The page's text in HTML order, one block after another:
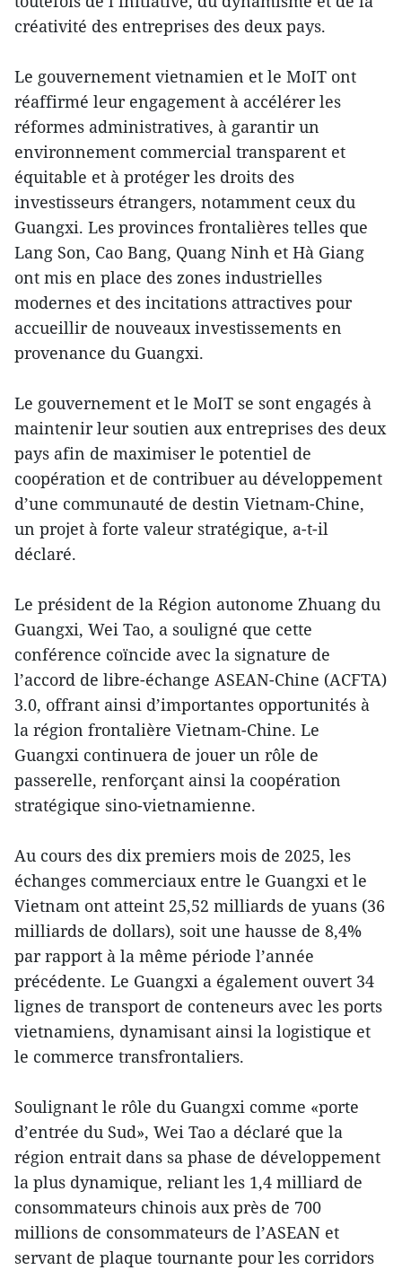
créativité des entreprises des deux pays.
Le gouvernement vietnamien et le MoIT ont
réaffirmé leur engagement à accélérer les
réformes administratives, à garantir un
environnement commercial transparent et
équitable et à protéger les droits des
investisseurs étrangers, notamment ceux du
Guangxi. Les provinces frontalières telles que
Lang Son, Cao Bang, Quang Ninh et Hà Giang
ont mis en place des zones industrielles
modernes et des incitations attractives pour
accueillir de nouveaux investissements en
provenance du Guangxi.
Le gouvernement et le MoIT se sont engagés à
maintenir leur soutien aux entreprises des deux
pays afin de maximiser le potentiel de
coopération et de contribuer au développement
d’une communauté de destin Vietnam-Chine,
un projet à forte valeur stratégique, a-t-il
déclaré.
Le président de la Région autonome Zhuang du
Guangxi, Wei Tao, a souligné que cette
conférence coïncide avec la signature de
l’accord de libre-échange ASEAN-Chine (ACFTA)
3.0, offrant ainsi d’importantes opportunités à
la région frontalière Vietnam-Chine. Le
Guangxi continuera de jouer un rôle de
passerelle, renforçant ainsi la coopération
stratégique sino-vietnamienne.
Au cours des dix premiers mois de 2025, les
échanges commerciaux entre le Guangxi et le
Vietnam ont atteint 25,52 milliards de yuans (36
milliards de dollars), soit une hausse de 8,4%
par rapport à la même période l’année
précédente. Le Guangxi a également ouvert 34
lignes de transport de conteneurs avec les ports
vietnamiens, dynamisant ainsi la logistique et
le commerce transfrontaliers.
Soulignant le rôle du Guangxi comme «porte
d’entrée du Sud», Wei Tao a déclaré que la
région entrait dans sa phase de développement
la plus dynamique, reliant les 1,4 milliard de
consommateurs chinois aux près de 700
millions de consommateurs de l’ASEAN et
servant de plaque tournante pour les corridors